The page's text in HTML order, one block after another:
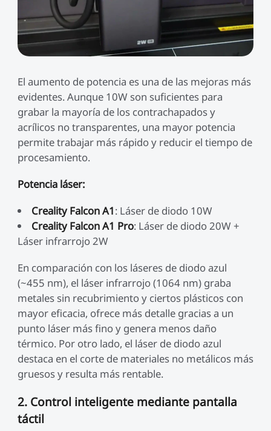
El aumento de potencia es una de las mejoras más
evidentes. Aunque 10W son suficientes para
grabar la mayoría de los contrachapados y
acrílicos no transparentes, una mayor potencia
permite trabajar más rápido y reducir el tiempo de
procesamiento.
Potencia láser:
Creality Falcon A1: Láser de diodo 10W
Creality Falcon A1 Pro: Láser de diodo 20W +
Láser infrarrojo 2W
En comparación con los láseres de diodo azul
(~455 nm), el láser infrarrojo (1064 nm) graba
metales sin recubrimiento y ciertos plásticos con
mayor eficacia, ofrece más detalle gracias a un
punto láser más fino y genera menos daño
térmico. Por otro lado, el láser de diodo azul
destaca en el corte de materiales no metálicos más
gruesos y resulta más rentable.
2. Control inteligente mediante pantalla
táctil